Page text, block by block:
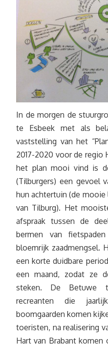
In de morgen de
te Esbeek met als
vaststelling van het
2017-2020 voor de regio
het plan mooi vind is
(Tilburgers) een gevoel
hun achtertuin (de
van Tilburg). Het
afspraak tussen de
bermen van
bloemrijk zaadmengsel.
een korte duidbare
een maand, zodat ze
steken. De Betuwe
recreanten die
boomgaarden komen
toeristen, na realisering
Hart van Brabant